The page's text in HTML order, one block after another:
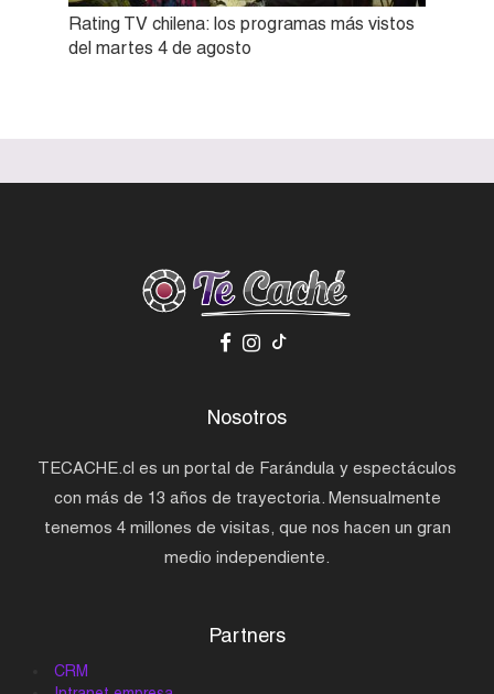
Rating TV chilena: los programas más vistos
del martes 4 de agosto
Nosotros
TECACHE.cl es un portal de Farándula y espectáculos
con más de 13 años de trayectoria. Mensualmente
tenemos 4 millones de visitas, que nos hacen un gran
medio independiente.
Partners
CRM